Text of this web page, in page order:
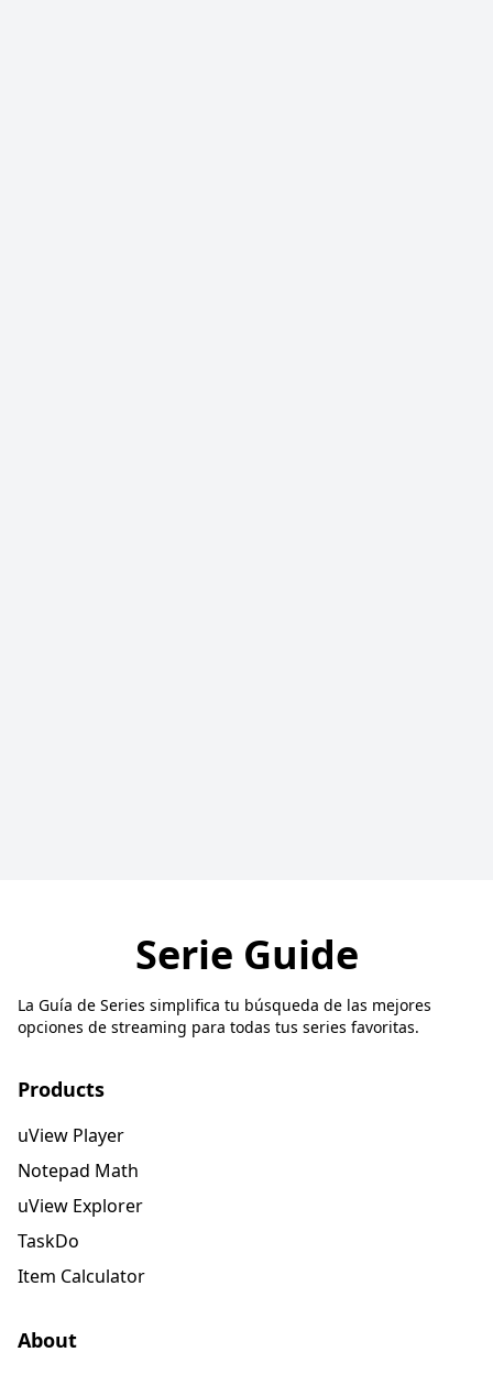
Serie Guide
La Guía de Series simplifica tu búsqueda de las mejores
opciones de streaming para todas tus series favoritas.
Products
uView Player
Notepad Math
uView Explorer
TaskDo
Item Calculator
About